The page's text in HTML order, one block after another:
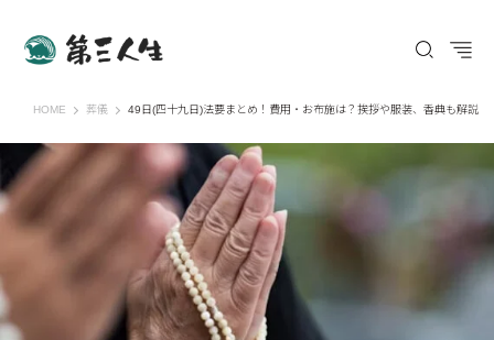
HOME 第三人生 〜寄り道の歩き方〜
葬儀 49日(四十九日)法要まとめ！費用・お布施は？挨拶や服装、香典も解説